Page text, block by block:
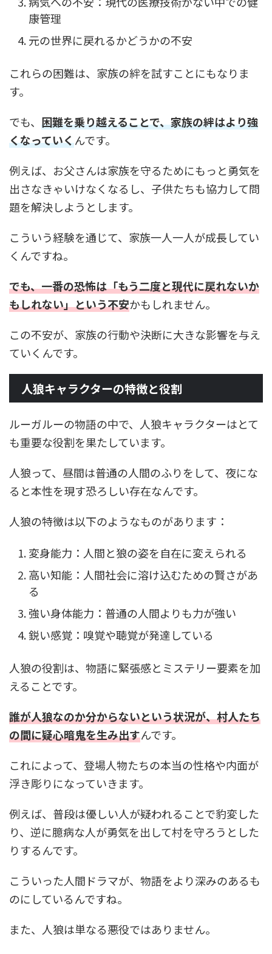
康管理
元の世界に戻れるかどうかの不安
これらの困難は、家族の絆を試すことにもなりま
す。
でも、 困難を乗り越えることで、家族の絆はより強
くなっていくんです。
例えば、お父さんは家族を守るためにもっと勇気を
出さなきゃいけなくなるし、子供たちも協力して問
題を解決しようとします。
こういう経験を通じて、家族一人一人が成長してい
くんですね。
でも、一番の恐怖は「もう二度と現代に戻れないか
もしれない」という不安かもしれません。
この不安が、家族の行動や決断に大きな影響を与え
ていくんです。
人狼キャラクターの特徴と役割
ルーガルーの物語の中で、人狼キャラクターはとて
も重要な役割を果たしています。
人狼って、昼間は普通の人間のふりをして、夜にな
ると本性を現す恐ろしい存在なんです。
人狼の特徴は以下のようなものがあります：
変身能力：人間と狼の姿を自在に変えられる
高い知能：人間社会に溶け込むための賢さがあ
る
強い身体能力：普通の人間よりも力が強い
鋭い感覚：嗅覚や聴覚が発達している
人狼の役割は、物語に緊張感とミステリー要素を加
えることです。
誰が人狼なのか分からないという状況が、村人たち
の間に疑心暗鬼を生み出すんです。
これによって、登場人物たちの本当の性格や内面が
浮き彫りになっていきます。
例えば、普段は優しい人が疑われることで豹変した
り、逆に臆病な人が勇気を出して村を守ろうとした
りするんです。
こういった人間ドラマが、物語をより深みのあるも
のにしているんですね。
また、人狼は単なる悪役ではありません。